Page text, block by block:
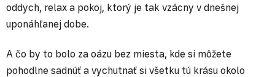
oddych, relax a pokoj, ktorý je tak vzácny v dnešnej
uponáhľanej dobe.
A čo by to bolo za oázu bez miesta, kde si môžete
pohodlne sadnúť a vychutnať si všetku tú krásu okolo